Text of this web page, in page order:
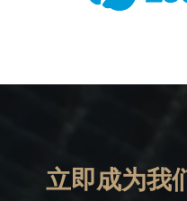
立即成为我